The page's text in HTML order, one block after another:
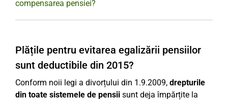
compensarea pensiei?
Plățile pentru evitarea egalizării pensiilor
sunt deductibile din 2015?
Conform noii legi a divorțului din 1.9.2009, drepturile
din toate sistemele de pensii sunt deja împărțite la